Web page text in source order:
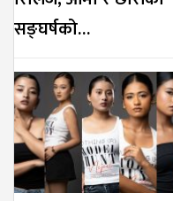
सङ्घर्षको…